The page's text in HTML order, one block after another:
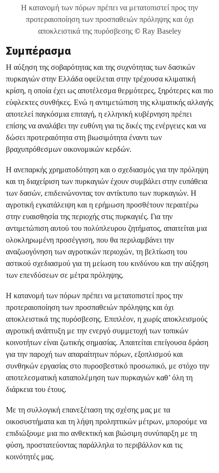
Η κατανομή των πόρων πρέπει να μετατοπιστεί προς την
προτεραιοποίηση των προσπαθειών πρόληψης και όχι
αποκλειστικά της πυρόσβεσης ©Ray Baseley
Συμπέρασμα
Η αύξηση της σοβαρότητας και της συχνότητας των δασικών
πυρκαγιών στην Ελλάδα οφείλεται στην τρέχουσα κλιματική
κρίση, η οποία έχει ως αποτέλεσμα θερμότερες, ξηρότερες και πιο
εύφλεκτες συνθήκες. Ενώ η αντιμετώπιση της κλιματικής αλλαγής
αποτελεί παγκόσμια επιταγή, η ελληνική κυβέρνηση πρέπει
επίσης να αναλάβει την ευθύνη για τις δικές της ενέργειες και να
δώσει προτεραιότητα στη βιωσιμότητα έναντι των
βραχυπρόθεσμων οικονομικών κερδών.
Η ανεπαρκής χρηματοδότηση και ο σχεδιασμός για την πρόληψη
και τη διαχείριση των πυρκαγιών έχουν συμβάλει στην ευπάθεια
των δασών, επιδεινώνοντας τον αντίκτυπο των πυρκαγιών. Η
αγροτική εγκατάλειψη και η ερήμωση προσθέτουν περαιτέρω
στην ευαισθησία της περιοχής στις πυρκαγιές. Για την
αντιμετώπιση αυτού του πολύπλευρου ζητήματος, απαιτείται μια
ολοκληρωμένη προσέγγιση, που θα περιλαμβάνει την
αναζωογόνηση των αγροτικών περιοχών, τη βελτίωση του
αστικού σχεδιασμού για τη μείωση του κινδύνου και την αύξηση
των επενδύσεων σε μέτρα πρόληψης.
Η κατανομή των πόρων πρέπει να μετατοπιστεί προς την
προτεραιοποίηση των προσπαθειών πρόληψης και όχι
αποκλειστικά της πυρόσβεσης. Επιπλέον, η χωρίς αποκλεισμούς
αγροτική ανάπτυξη με την ενεργό συμμετοχή των τοπικών
κοινοτήτων είναι ζωτικής σημασίας. Απαιτείται επείγουσα δράση
για την παροχή των απαραίτητων πόρων, εξοπλισμού και
συνθηκών εργασίας στο πυροσβεστικό προσωπικό, με στόχο την
αποτελεσματική καταπολέμηση των πυρκαγιών καθ’ όλη τη
διάρκεια του έτους.
Με τη συλλογική επανεξέταση της σχέσης μας με τα
οικοσυστήματα και τη λήψη προληπτικών μέτρων, μπορούμε να
επιδιώξουμε μια πιο ανθεκτική και βιώσιμη συνύπαρξη με τη
φύση, προστατεύοντας παράλληλα το περιβάλλον και τις
κοινότητές μας.